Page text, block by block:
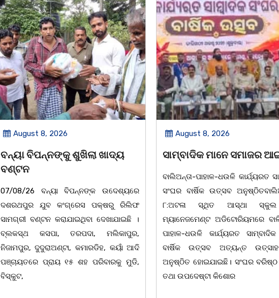
August 8, 2026
ସାମ୍ବାଦିକ ମାନେ ସମାଜର ଆଇନା
ବାଲିଅନ୍ତା-ପାହାଳ-ଧଉଳି କାର୍ଯ୍ୟରତ ସାମ୍ବାଦିକ
ସଂଘର ବାର୍ଷିକ ଉତ୍ସବ ଅନୁଷ୍ଠିତବାଲିଅନ୍ତା,୭|
୮:ଅଟଳା ସ୍ଥିତ ଆସ୍ଥା ସ୍କୁଲ ଅଫ
ମ୍ୟାନେଜମେଣ୍ଟ ଅଡିଟୋରିୟମରେ ବାଲିଅନ୍ତା-
ପାହାଳ-ଧଉଳି କାର୍ଯ୍ୟରତ ସାମ୍ବାଦିକ ସଂଘର
ବାର୍ଷିକ ଉତ୍ସବ ଅତ୍ୟନ୍ତ ଉତ୍ସାହର ସହ
ଅନୁଷ୍ଠିତ ହୋଇଯାଇଛି। ସଂଘର ବରିଷ୍ଠ ସଦସ୍ୟ
ତଥା ଉପଦେଷ୍ଟା କିଶୋର
August 7, 2026
ସମାଜସେବୀ ଗୋଲାପ ଦାସଙ୍କ
ଏକାଦଶାହରେ ଶ୍ରଦ୍ଧା ସୁମନ
ଚିଲିକା, ୭। ୮:ଚିଲିକା ବ୍ଲକ
ପଞ୍ଚାୟତ କୁମାଣ୍ଡାଳ ଗ୍ରାମ ନିବାସୀ
ଦାସଙ୍କ ପତ୍ନୀ ତଥା ଚିଲିକା
ପରିଷଦର ସମ୍ପାଦକ ପ୍ରମୋଦ କୁମାର
ମା' ଗୋଲାପ ଦାସ (୮୫)ଙ୍କ
ଶ୍ରଦ୍ଧାଞ୍ଚଳୀ ସଭା ଅନୁଷ୍ଠିତ ହୋଇଥିଲା